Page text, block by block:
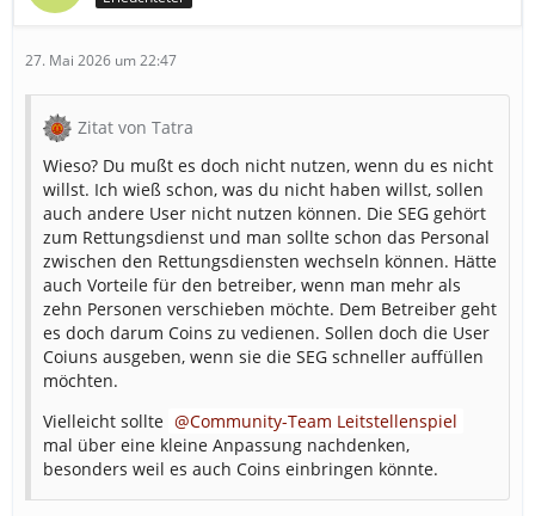
27. Mai 2026 um 22:47
Zitat von Tatra
Wieso? Du mußt es doch nicht nutzen, wenn du es nicht
willst. Ich wieß schon, was du nicht haben willst, sollen
auch andere User nicht nutzen können. Die SEG gehört
zum Rettungsdienst und man sollte schon das Personal
zwischen den Rettungsdiensten wechseln können. Hätte
auch Vorteile für den betreiber, wenn man mehr als
zehn Personen verschieben möchte. Dem Betreiber geht
es doch darum Coins zu vedienen. Sollen doch die User
Coiuns ausgeben, wenn sie die SEG schneller auffüllen
möchten.
Vielleicht sollte
Community-Team Leitstellenspiel
mal über eine kleine Anpassung nachdenken,
besonders weil es auch Coins einbringen könnte.